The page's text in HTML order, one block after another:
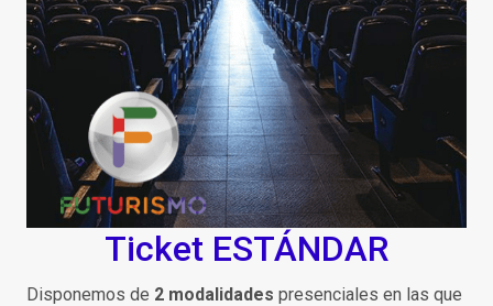
Ticket ESTÁNDAR
Disponemos de 2 modalidades presenciales en las que